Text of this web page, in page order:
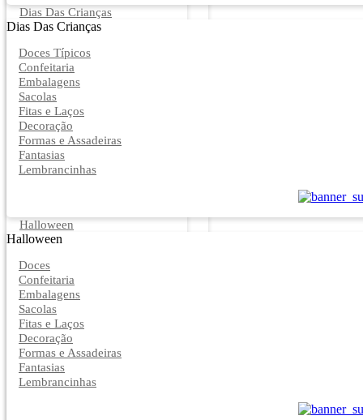
Dias Das Crianças
Dias Das Crianças
Doces Típicos
Confeitaria
Embalagens
Sacolas
Fitas e Laços
Decoração
Formas e Assadeiras
Fantasias
Lembrancinhas
Halloween
Halloween
Doces
Confeitaria
Embalagens
Sacolas
Fitas e Laços
Decoração
Formas e Assadeiras
Fantasias
Lembrancinhas